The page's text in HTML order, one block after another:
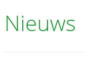
Nieuws